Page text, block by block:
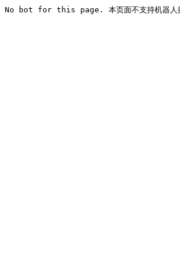
No bot for this page. 本页面不支持机器人抓